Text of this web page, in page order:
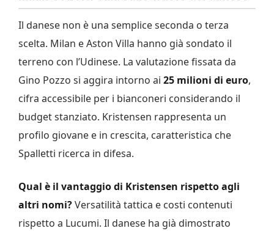
Il danese non è una semplice seconda o terza
scelta. Milan e Aston Villa hanno già sondato il
terreno con l’Udinese. La valutazione fissata da
Gino Pozzo si aggira intorno ai 25 milioni di euro,
cifra accessibile per i bianconeri considerando il
budget stanziato. Kristensen rappresenta un
profilo giovane e in crescita, caratteristica che
Spalletti ricerca in difesa.
Qual è il vantaggio di Kristensen rispetto agli
altri nomi?Versatilità tattica e costi contenuti
rispetto a Lucumi. Il danese ha già dimostrato